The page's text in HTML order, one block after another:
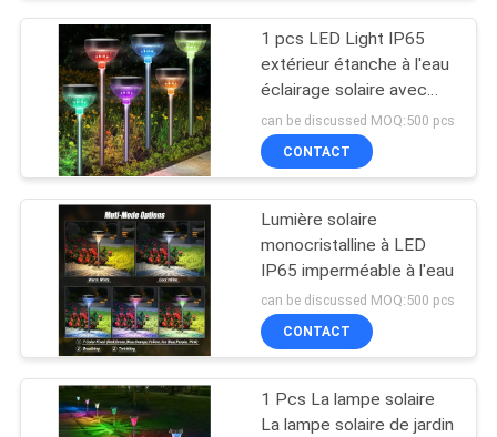
L'USINE
CONTRÔLE
QUALITÉ
NOUS
CONTACTER
NOUVELLES
CAS
Réflecteurs solaires
routiers
40
Fabricant de routes
solaires
65
1 pcs LED Light IP65
extérieur étanche à l'eau
éclairage solaire avec
allumage / éteinte
automatique et 15
heures de travail
can be discussed MOQ:500 pcs
CONTACT
Lumière solaire
monocristalline à LED
IP65 imperméable à l'eau
can be discussed MOQ:500 pcs
CONTACT
1 Pcs La lampe solaire
La lampe solaire de jardin